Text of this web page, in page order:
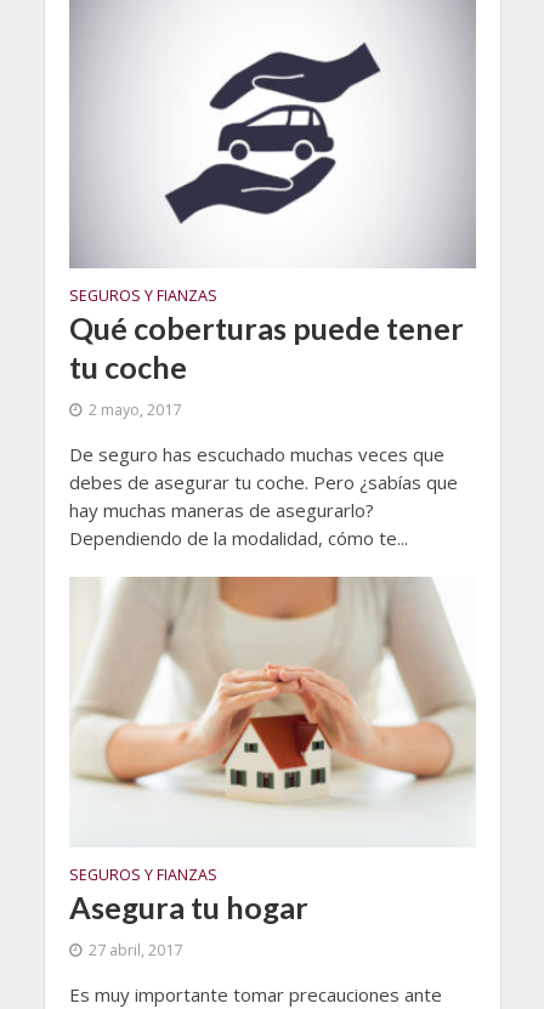
SEGUROS Y FIANZAS
Qué coberturas puede tener
tu coche
2 mayo, 2017
De seguro has escuchado muchas veces que
debes de asegurar tu coche. Pero ¿sabías que
hay muchas maneras de asegurarlo?
Dependiendo de la modalidad, cómo te...
SEGUROS Y FIANZAS
Asegura tu hogar
27 abril, 2017
Es muy importante tomar precauciones ante